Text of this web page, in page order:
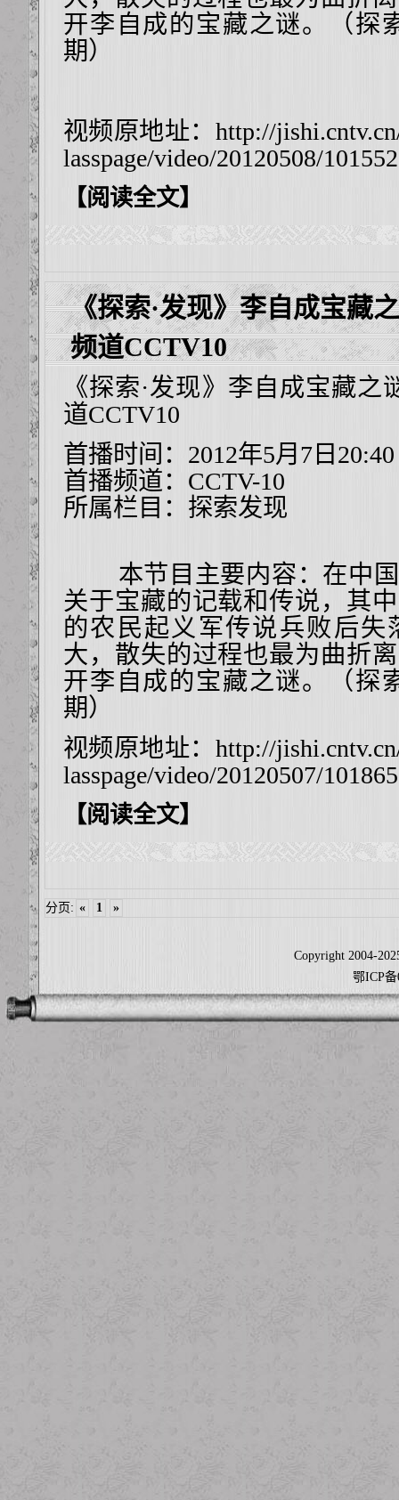
开李自成的宝藏之谜。（探
期）
视频原地址： http://
lasspage/video/20120508/
【阅读全文】
《探索·发现》李自成宝藏
频道CCTV10
《探索·发现》李自成宝藏
道CCTV10
首播时间：2012年5月7日20:40
首播频道： CCTV-10
所属栏目： 探索发现
本节目主要内容：在中国
关于宝藏的记载和传说，其
的农民起义军传说兵败后失
大，散失的过程也最为曲折
开李自成的宝藏之谜。（探
期）
视频原地址： http://
lasspage/video/20120507/
【阅读全文】
分页: « 1 »
Copyright 2004-
鄂ICP备